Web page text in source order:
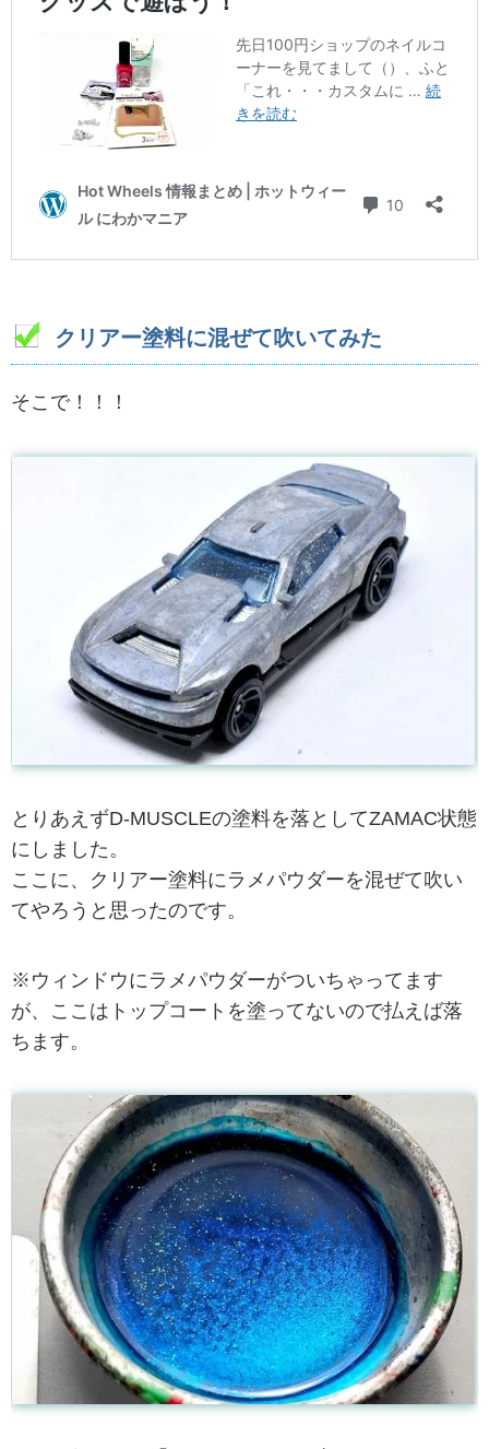
クリアー塗料に混ぜて吹いてみた
そこで！！！
とりあえずD-MUSCLEの塗料を落としてZAMAC状態
にしました。
ここに、クリアー塗料にラメパウダーを混ぜて吹い
てやろうと思ったのです。
※ウィンドウにラメパウダーがついちゃってます
が、ここはトップコートを塗ってないので払えば落
ちます。